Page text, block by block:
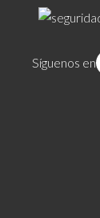
Síguenos en